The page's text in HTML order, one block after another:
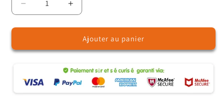
Réduire
la
quantité
Plantes
Peinture
par
Augmenter
la
quantité
Plantes
–
Peinture
par
Ajouter au panier